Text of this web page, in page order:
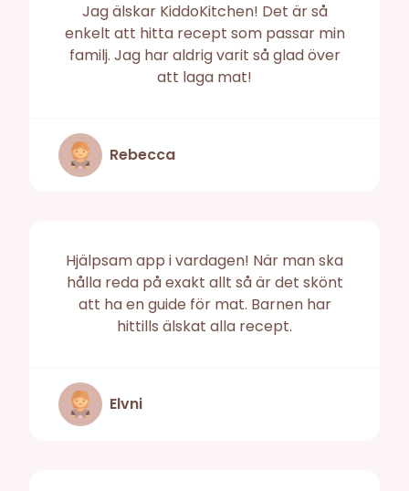
Jag älskar KiddoKitchen! Det är så
enkelt att hitta recept som passar min
familj. Jag har aldrig varit så glad över
att laga mat!
Rebecca
Hjälpsam app i vardagen! När man ska
hålla reda på exakt allt så är det skönt
att ha en guide för mat. Barnen har
hittills älskat alla recept.
Elvni